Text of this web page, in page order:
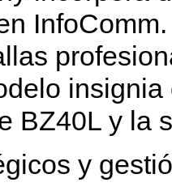
BZ40L y la
y